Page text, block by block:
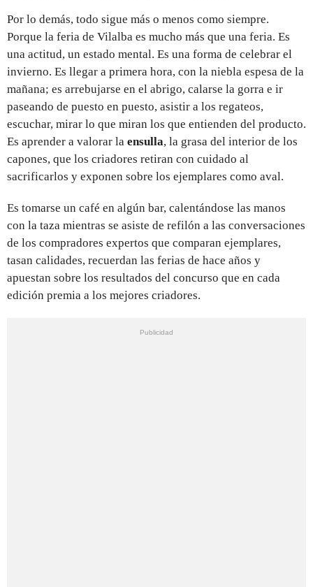
Por lo demás, todo sigue más o menos como siempre.
Porque la feria de Vilalba es mucho más que una feria. Es
una actitud, un estado mental. Es una forma de celebrar el
invierno. Es llegar a primera hora, con la niebla espesa de la
mañana; es arrebujarse en el abrigo, calarse la gorra e ir
paseando de puesto en puesto, asistir a los regateos,
escuchar, mirar lo que miran los que entienden del producto.
Es aprender a valorar la ensulla, la grasa del interior de los
capones, que los criadores retiran con cuidado al
sacrificarlos y exponen sobre los ejemplares como aval.
Es tomarse un café en algún bar, calentándose las manos
con la taza mientras se asiste de refilón a las conversaciones
de los compradores expertos que comparan ejemplares,
tasan calidades, recuerdan las ferias de hace años y
apuestan sobre los resultados del concurso que en cada
edición premia a los mejores criadores.